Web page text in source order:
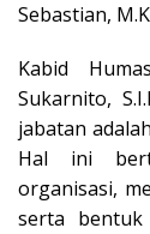
Sebastian,
Kabid
Sukarnito,
jabatan
Hal ini
organisasi,
serta bentuk